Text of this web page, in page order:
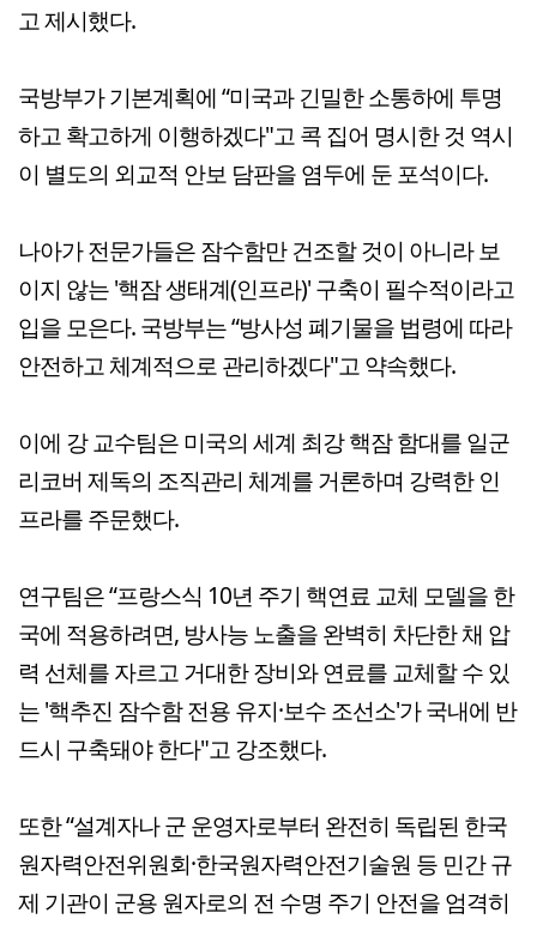
고 제시했다.
국방부가 기본계획에 “미국과 긴밀한 소통하에 투명
하고 확고하게 이행하겠다"고 콕 집어 명시한 것 역시
이 별도의 외교적 안보 담판을 염두에 둔 포석이다.
나아가 전문가들은 잠수함만 건조할 것이 아니라 보
이지 않는 '핵잠 생태계(인프라)' 구축이 필수적이라고
입을 모은다. 국방부는 “방사성 폐기물을 법령에 따라
안전하고 체계적으로 관리하겠다"고 약속했다.
이에 강 교수팀은 미국의 세계 최강 핵잠 함대를 일군
리코버 제독의 조직관리 체계를 거론하며 강력한 인
프라를 주문했다.
연구팀은 “프랑스식 10년 주기 핵연료 교체 모델을 한
국에 적용하려면, 방사능 노출을 완벽히 차단한 채 압
력 선체를 자르고 거대한 장비와 연료를 교체할 수 있
는 '핵추진 잠수함 전용 유지·보수 조선소'가 국내에 반
드시 구축돼야 한다"고 강조했다.
또한 “설계자나 군 운영자로부터 완전히 독립된 한국
원자력안전위원회·한국원자력안전기술원 등 민간 규
제 기관이 군용 원자로의 전 수명 주기 안전을 엄격히